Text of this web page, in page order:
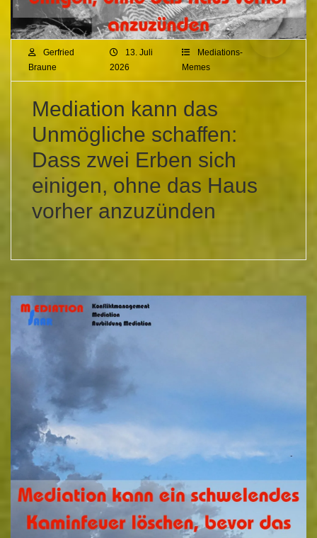
Gerfried
Braune
13. Juli
2026
Mediations-
Memes
Mediation kann das
Unmögliche schaffen:
Dass zwei Erben sich
einigen, ohne das Haus
vorher anzuzünden